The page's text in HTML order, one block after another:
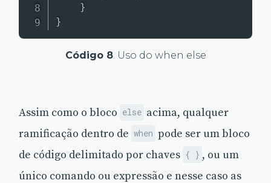
}
}
Código 8. Uso do when else
Assim como o bloco else acima, qualquer
ramificação dentro de when pode ser um bloco
de código delimitado por chaves { } , ou um
único comando ou expressão e nesse caso as